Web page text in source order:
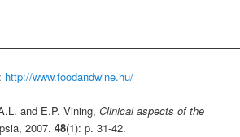
http://www.foodandwine.hu/
E.P. Vining,Clinical aspects of the
2007.48(1): p. 31-42.